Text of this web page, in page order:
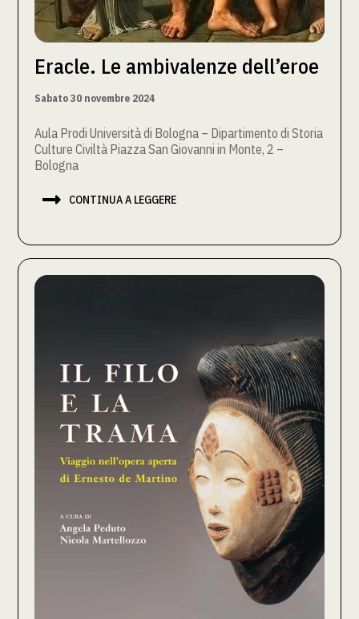
Eracle. Le ambivalenze dell’eroe
Sabato 30 novembre 2024
Aula Prodi Università di Bologna – Dipartimento di Storia
Culture Civiltà Piazza San Giovanni in Monte, 2 –
Bologna
 CONTINUA A LEGGERE